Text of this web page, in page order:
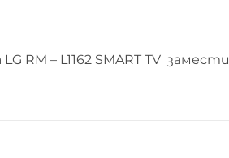
RM – L1162 SMART TV